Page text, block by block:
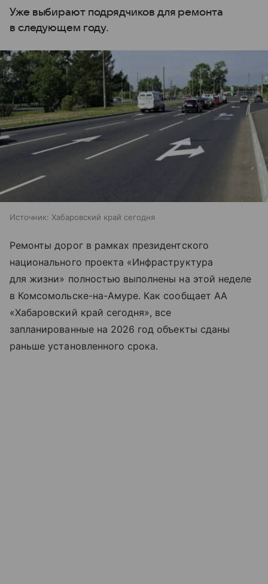
Уже выбирают подрядчиков для ремонта
в следующем году.
Источник: Хабаровский край сегодня
Ремонты дорог в рамках президентского
национального проекта «Инфраструктура
для жизни» полностью выполнены на этой неделе
в Комсомольске-на-Амуре. Как сообщает АА
«Хабаровский край сегодня», все
запланированные на 2026 год объекты сданы
раньше установленного срока.